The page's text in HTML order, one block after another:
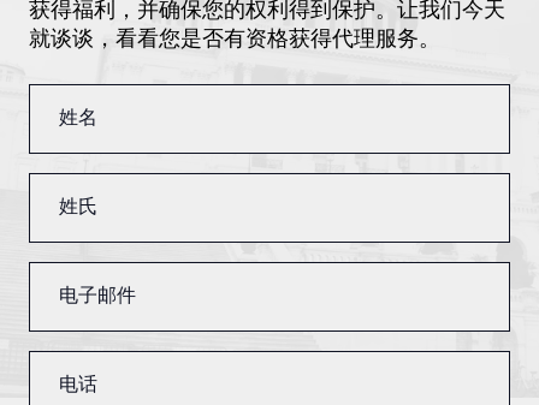
获得福利，并确保您的权利得到保护。让我们今天
就谈谈，看看您是否有资格获得代理服务。